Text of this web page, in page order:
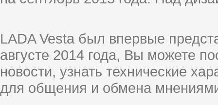
LADA Vesta был впервые
августе 2014 года, Вы можете
новости, узнать технические
для общения и обмена